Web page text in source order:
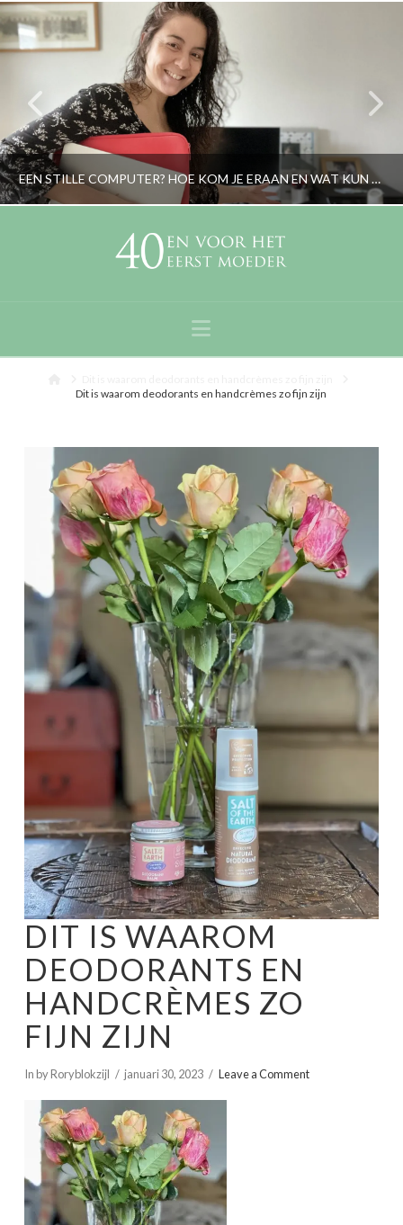
EEN STILLE COMPUTER? HOE KOM JE ERAAN EN WAT KUN JE ERMEE?
RORYBLOKZIJL
Navigation
Dit is waarom deodorants en handcrèmes zo fijn zijn
DIT IS WAAROM
DEODORANTS EN
HANDCRÈMES ZO
FIJN ZIJN
In by Roryblokzijl januari 30, 2023 Leave a Comment